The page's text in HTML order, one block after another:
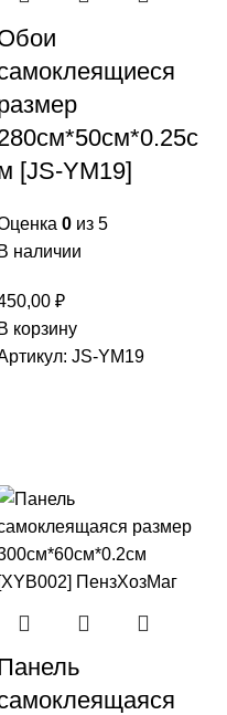
[JS-YM19]
0 из 5
В наличии
₽
В корзину
JS-YM19